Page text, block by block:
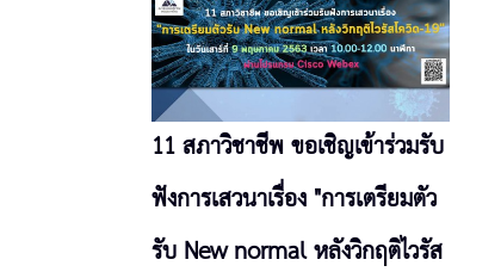
11 สภาวิชาชีพ ขอเชิญเข้าร่วมรับ
ฟังการเสวนาเรื่อง "การเตรียมตัว
รับ New normal หลังวิกฤติไวรัส